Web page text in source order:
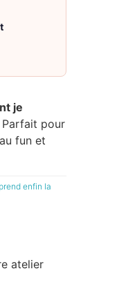
je
pour
fun et
enfin la
atelier